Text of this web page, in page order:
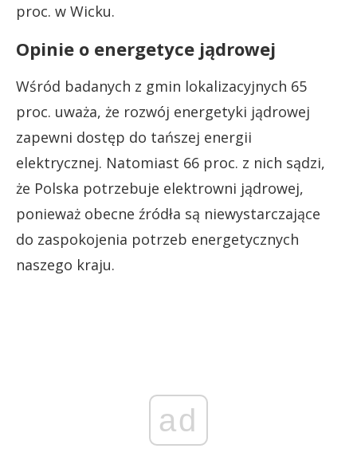
proc. w Wicku.
Opinie o energetyce jądrowej
Wśród badanych z gmin lokalizacyjnych 65
proc. uważa, że rozwój energetyki jądrowej
zapewni dostęp do tańszej energii
elektrycznej. Natomiast 66 proc. z nich sądzi,
że Polska potrzebuje elektrowni jądrowej,
ponieważ obecne źródła są niewystarczające
do zaspokojenia potrzeb energetycznych
naszego kraju.
ad